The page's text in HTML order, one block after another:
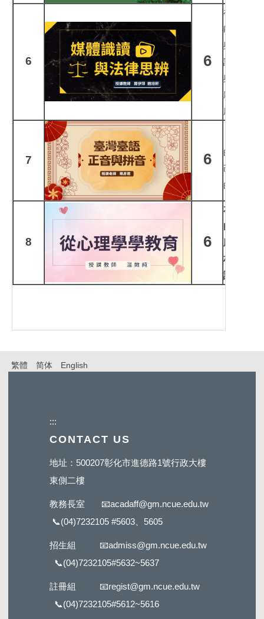
6 6
在資訊爆
能力，並
與社群媒
訊息、媒
與時事討
影響，培
用態度。
7 6
的，但很
己會曉講
的腔口差。
8 6
本課程將
的五大學
腦神經科
材施教
讀本課程
繁體 简体 English
:::
CONTACT US
地址：500207彰化市進德路1號行政大樓
東側二樓
教務長室 📧acadaff@gm.ncue.edu.tw
📞(04)7232105 #5603 、5605
招生組 📧admiss@gm.ncue.edu.tw
📞(04)7232105#5632~5637
註冊組 📧regist@gm.ncue.edu.tw
📞(04)7232105#5612~5616